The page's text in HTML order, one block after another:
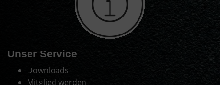
Unser Service
Downloads
Mitglied werden